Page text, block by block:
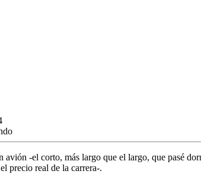
avión -el corto, más largo que el largo, que pasé
precio real de la carrera-.